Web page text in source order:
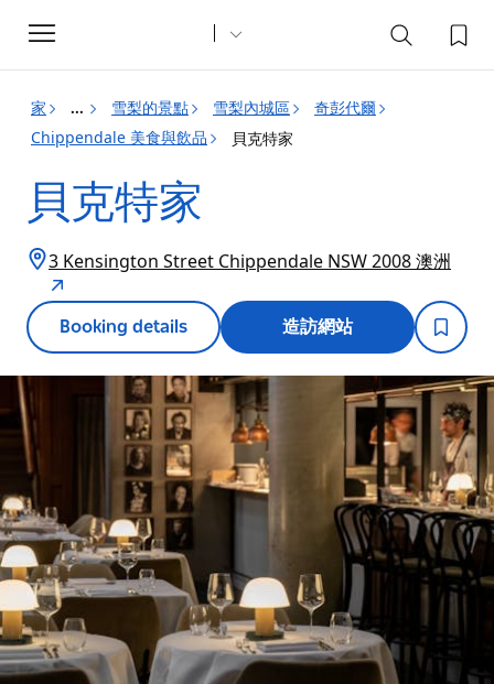
Toggle
navigation
家 ... 雪梨的景點 雪梨內城區
奇彭代爾
Chippendale 美食與飲品
貝克特家
貝克特家
3 Kensington Street Chippendale NSW 2008 澳洲
Booking details 造訪網站